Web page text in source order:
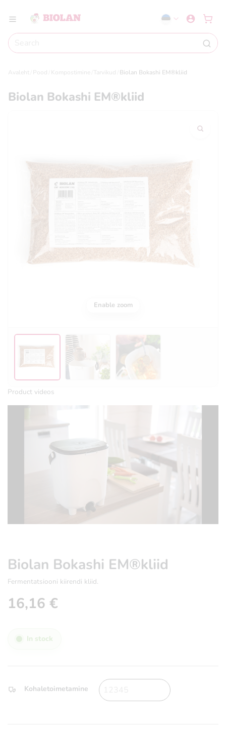
Avaleht Pood Kompostimine Tarvikud Biolan Bokashi EM®kliid
Biolan Bokashi EM®kliid
Enable zoom
Product videos
Biolan Bokashi EM®kliid
Fermentatsiooni kiirendi kliid.
16,16 €
In stock
Kohaletoimetamine